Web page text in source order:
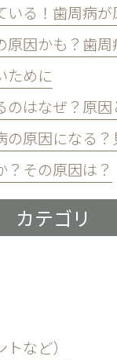
いる！歯周病が
ために
のはなぜ？原
その原因は？
カテゴリ
など）